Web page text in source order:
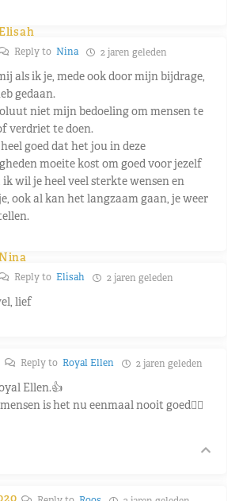
Reply to Nina 2 jaren geleden
als ik je, mede ook door mijn bijdrage,
gedaan.
niet mijn bedoeling om mensen te
verdriet te doen.
goed dat het jou in deze
moeite kost om goed voor jezelf
ik wil je heel veel sterkte wensen en
ook al kan het langzaam gaan, je weer
Reply to Elisah 2 jaren geleden
lief
Reply to Royal Ellen 2 jaren geleden
Ellen.👍
is het nu eenmaal nooit goed🤷‍♀️